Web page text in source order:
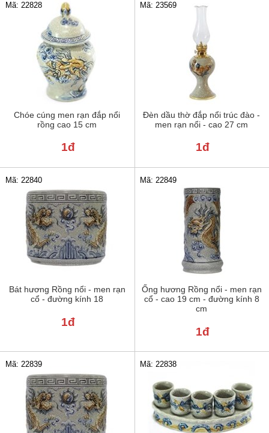
Chóe cúng men rạn đắp nổi
rồng cao 15 cm
Mã: 22828
1đ
Đèn dầu thờ đắp nổi trúc đào -
men rạn nổi - cao 27 cm
Mã: 23569
1đ
Bát hương Rồng nổi - men rạn
cổ - đường kính 18
Mã: 22840
1đ
Ống hương Rồng nổi - men rạn
cổ - cao 19 cm - đường kính 8
cm
Mã: 22849
1đ
Mã: 22839 Mã: 22838